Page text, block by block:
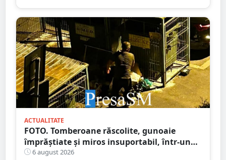
ACTUALITATE
FOTO. Tomberoane răscolite, gunoaie
împrăștiate și miros insuportabil, într-un
cartier al Sătmarului
6 august 2026